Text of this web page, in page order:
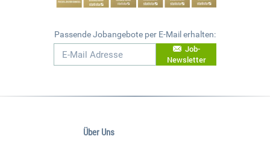
Passende Jobangebote per E-Mail erhalten:
Job-
Newsletter
Über Uns